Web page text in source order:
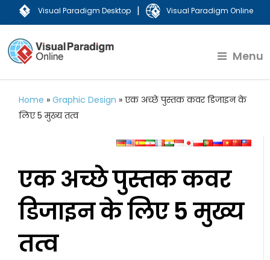
Visual Paradigm Desktop | Visual Paradigm Online
Menu
Home »Graphic Design »एक अच्छे पुस्तक कवर डिजाइन के
लिए 5 मुख्य तत्व
एक अच्छे पुस्तक कवर
डिजाइन के लिए 5 मुख्य
तत्व